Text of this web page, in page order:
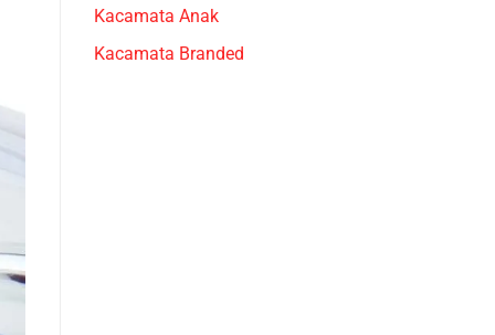
Kacamata Anak
Kacamata Branded